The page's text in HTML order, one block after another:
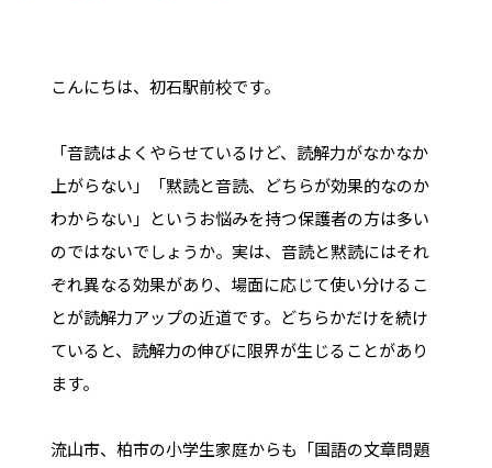
こんにちは、初石駅前校です。
「音読はよくやらせているけど、読解力がなかなか
上がらない」「黙読と音読、どちらが効果的なのか
わからない」というお悩みを持つ保護者の方は多い
のではないでしょうか。実は、音読と黙読にはそれ
ぞれ異なる効果があり、場面に応じて使い分けるこ
とが読解力アップの近道です。どちらかだけを続け
ていると、読解力の伸びに限界が生じることがあり
ます。
流山市、柏市の小学生家庭からも「国語の文章問題